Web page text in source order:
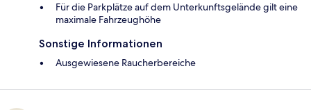
Für die Parkplätze auf dem Unterkunftsgelände gilt eine
maximale Fahrzeughöhe
Sonstige Informationen
Ausgewiesene Raucherbereiche